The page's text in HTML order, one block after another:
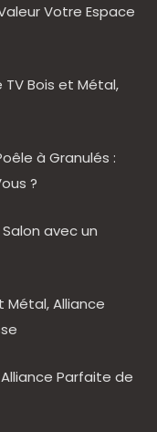
Votre Espace
Bois et Métal,
à Granulés :
?
avec un
Métal, Alliance
Parfaite de